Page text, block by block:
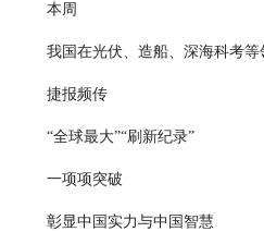
本周
我国在光伏、造船、深海科考等
捷报频传
“全球最大”“刷新纪录”
一项项突破
彰显中国实力与中国智慧